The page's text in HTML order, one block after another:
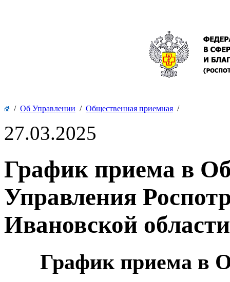
/ Об Управлении / Общественная приемная /
27.03.2025
График приема в
Управления
Ивановской
График приема в